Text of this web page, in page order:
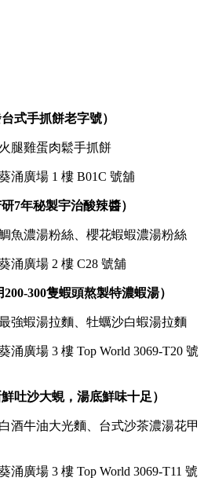
式手抓餅老字號）
火腿雞蛋肉鬆手抓餅
涌廣場 1 樓 B01C 號舖
7年秘製宇治酸辣醬）
魚濃湯粉絲、櫻花蝦蝦濃湯粉絲
涌廣場 2 樓 C28 號舖
300隻蝦頭熬製特濃蝦湯）
強蝦湯拉麵、牡蠣沙白蝦湯拉麵
涌廣場 3 樓 Top World 3069-T20 號
吐沙大蜆，湯底鮮味十足）
白酒牛油大光麵、台式沙茶濃湯花甲
涌廣場 3 樓 Top World 3069-T11 號